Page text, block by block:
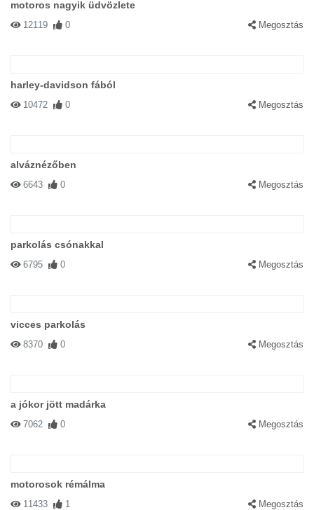
motoros nagyik üdvözlete
12119 0 Megosztás
harley-davidson fából
10472 0 Megosztás
alváznézőben
6643 0 Megosztás
parkolás csónakkal
6795 0 Megosztás
vicces parkolás
8370 0 Megosztás
a jókor jött madárka
7062 0 Megosztás
motorosok rémálma
11433 1 Megosztás